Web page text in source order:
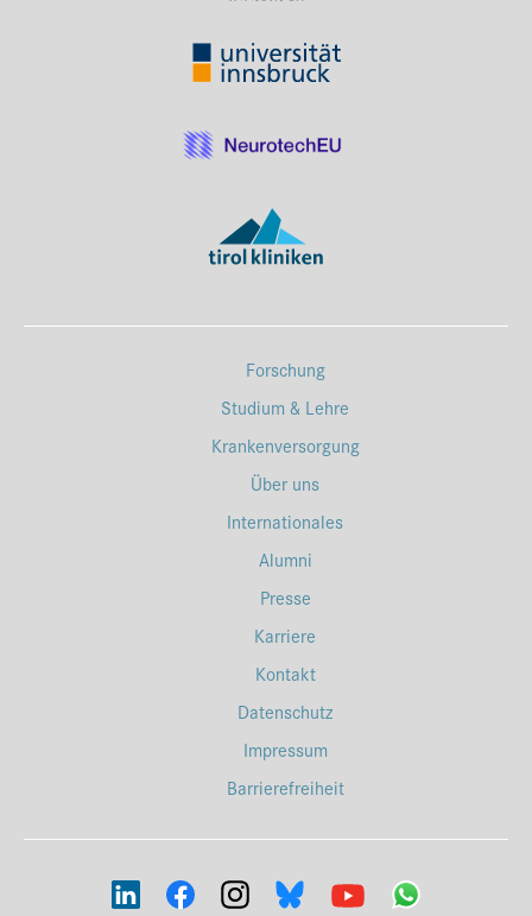
Forschung
Studium & Lehre
Krankenversorgung
Über uns
Internationales
Alumni
Presse
Karriere
Kontakt
Datenschutz
Impressum
Barrierefreiheit